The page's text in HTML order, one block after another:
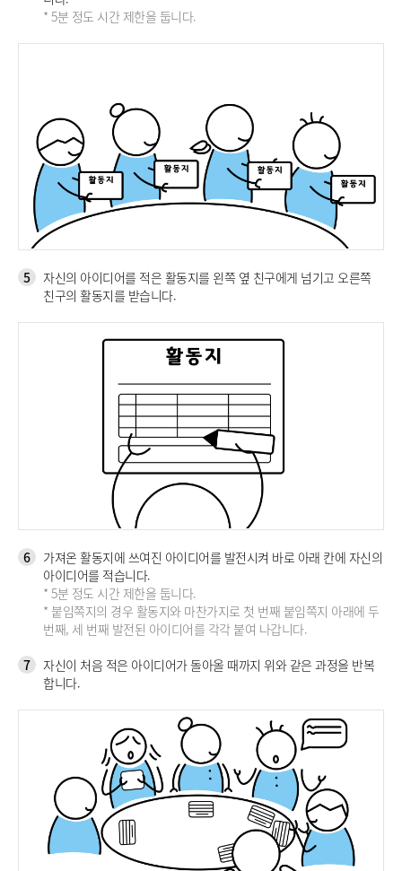
* 5분 정도 시간 제한을 둡니다.
5
자신의 아이디어를 적은 활동지를 왼쪽 옆 친구에게 넘기고 오른쪽
친구의 활동지를 받습니다.
6
가져온 활동지에 쓰여진 아이디어를 발전시켜 바로 아래 칸에 자신의
아이디어를 적습니다.
* 5분 정도 시간 제한을 둡니다.
* 붙임쪽지의 경우 활동지와 마찬가지로 첫 번째 붙임쪽지 아래에 두
번째, 세 번째 발전된 아이디어를 각각 붙여 나갑니다.
7
자신이 처음 적은 아이디어가 돌아올 때까지 위와 같은 과정을 반복
합니다.